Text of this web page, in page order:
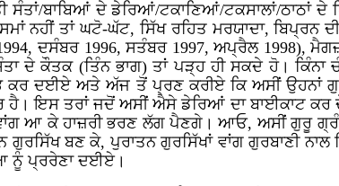
ਸੰਤਾਂ/ਬਾਬਿਆਂ ਦੇ ਡੇਰਿਆਂ/ਟਕਾਣਿਆਂ/ਟਕਸਾਲਾਂ/
ਨਹੀਂ ਤਾਂ ਘਟੋ-ਘੱਟ, ਸਿੱਖ ਰਹਿਤ ਮਰਯਾਦਾ,
ਦਸੰਬਰ 1996, ਸਤੰਬਰ 1997, ਅਪ੍ਰੈਲ 1998),
ਦੇ ਕੌਤਕ (ਤਿੰਨ ਭਾਗ) ਤਾਂ ਪੜ੍ਹ ਹੀ ਸਕਦੇ ਹੋ।
ਕਰ ਦਈਏ ਅਤੇ ਅੱਜ ਤੋਂ ਪ੍ਰਣ ਕਰੀਏ ਕਿ ਅਸੀਂ ਉਹਨਾਂ
ਹੈ। ਇਸ ਤਰਾਂ ਜਦੋਂ ਅਸੀਂ ਐਸੇ ਡੇਰਿਆਂ ਦਾ ਬਾਈਕਾਟ
ਆ ਕੇ ਹਾਜ਼ਰੀ ਭਰਣ ਲੱਗ ਪੈਣਗੇ। ਆਓ, ਅਸੀਂ ਗੁਰੂ
ਗੁਰਸਿੱਖ ਬਣ ਕੇ, ਪੁਰਾਤਨ ਗੁਰਸਿੱਖਾਂ ਵਾਂਗ ਗੁਰਬਾਣੀ
ਨੂੰ ਪ੍ਰਰੇਣਾ ਦਈਏ।